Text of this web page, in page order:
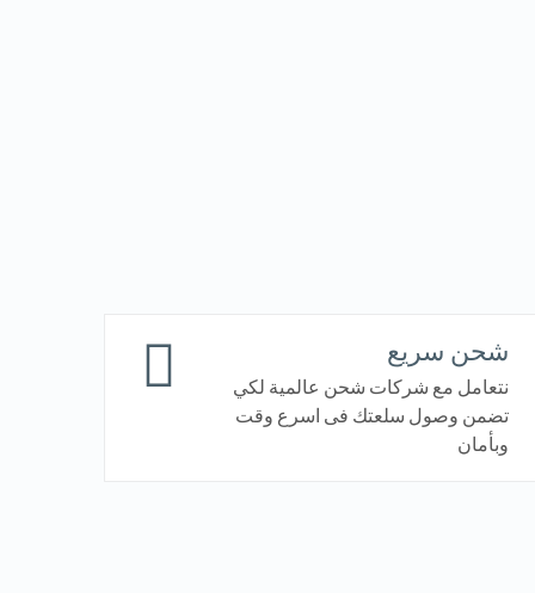
شحن سريع
نتعامل مع شركات شحن عالمية لكي
تضمن وصول سلعتك فى اسرع وقت
وبأمان